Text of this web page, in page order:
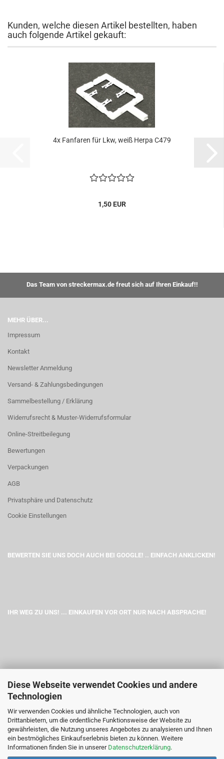
Diese Webseite verwendet Cookies und andere
Technologien
Wir verwenden Cookies und ähnliche Technologien, auch von
Drittanbietern, um die ordentliche Funktionsweise der Website zu
gewährleisten, die Nutzung unseres Angebotes zu analysieren und Ihnen
ein bestmögliches Einkaufserlebnis bieten zu können. Weitere
Informationen finden Sie in unserer Datenschutzerklärung.
Kunden, welche diesen Artikel bestellten, haben
auch folgende Artikel gekauft:
4x Fanfaren für Lkw, weiß Herpa C479
1,50 EUR
Das Team von streckermax.de freut sich auf Ihren Einkauf!!
MEHR ÜBER...
Impressum
Kontakt
Newsletter Anmeldung
Versand- & Zahlungsbedingungen
Sammelbestellung / Erklärung
Widerrufsrecht & Muster-Widerrufsformular
Online-Streitbeilegung
Bewertungen
Verpackungen
AGB
Privatsphäre und Datenschutz
Cookie Einstellungen
BEWERTEN SIE UNS DOCH AUCH BEI GOOGLE! .. EINFACH ANKLICKEN!
IHR WEG ZU UNS! ... EINKAUFEN VOR ORT NUR NACH ABSPRACHE!